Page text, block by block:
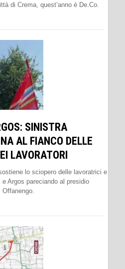
di Crema, quest’anno è De.Co.
SINISTRA
AL FIANCO DELLE
LAVORATORI
lo sciopero delle lavoratrici e
Argos pareciando al presidio